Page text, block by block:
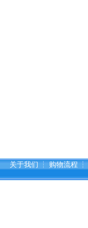
关于我们 ┆ 购物流程 ┆